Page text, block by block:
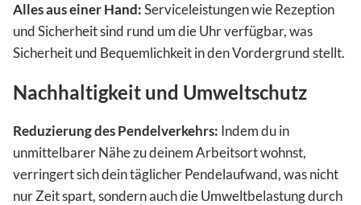
Alles aus einer Hand:Serviceleistungen wie Rezeption
und Sicherheit sind rund um die Uhr verfügbar, was
Sicherheit und Bequemlichkeit in den Vordergrund stellt.
Nachhaltigkeit und Umweltschutz
Reduzierung des Pendelverkehrs: Indem du in
unmittelbarer Nähe zu deinem Arbeitsort wohnst,
verringert sich dein täglicher Pendelaufwand, was nicht
nur Zeit spart, sondern auch die Umweltbelastung durch